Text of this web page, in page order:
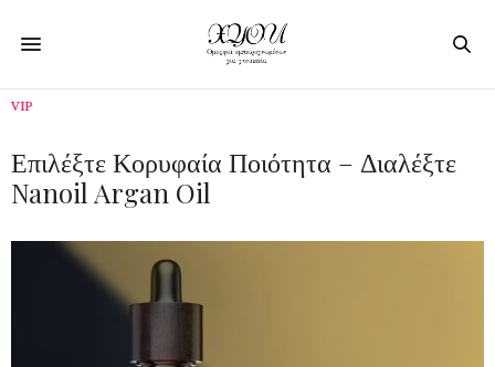
VIP
Επιλέξτε Κορυφαία Ποιότητα – Διαλέξτε
Nanoil Argan Oil